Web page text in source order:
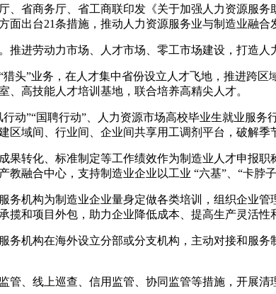
、省商务厅、省工商联印发《关于加强人力资源服
面出台21条措施，推动人力资源服务业与制造业融
推进劳动力市场、人才市场、零工市场建设，打造
头”业务，在人才集中省份设立人才飞地，推进跨
高技能人才培训基地，联合培养高精尖人才。
动”“国聘行动”、人力资源市场高校毕业生就业服
区域间、行业间、企业间共享用工调剂平台，破解季
果转化、标准制定等工作绩效作为制造业人才申报
融合中心，支持制造业企业以工业 “六基”、“卡脖
务机构为制造业企业量身定做各类培训，组织企业
揽和项目外包，助力企业降低成本、提高生产灵活性
务机构在海外设立分部或分支机构，主动对接和服
管、线上巡查、信用监管、协同监管等措施，开展